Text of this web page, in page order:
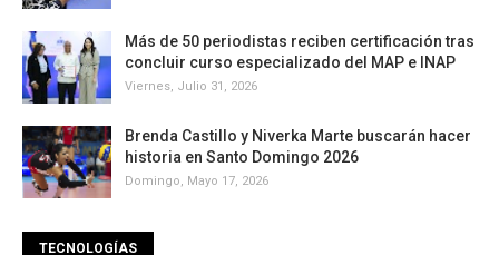
Más de 50 periodistas reciben certificación tras
concluir curso especializado del MAP e INAP
Viernes, Julio 31, 2026
Brenda Castillo y Niverka Marte buscarán hacer
historia en Santo Domingo 2026
Domingo, Mayo 17, 2026
TECNOLOGÍAS